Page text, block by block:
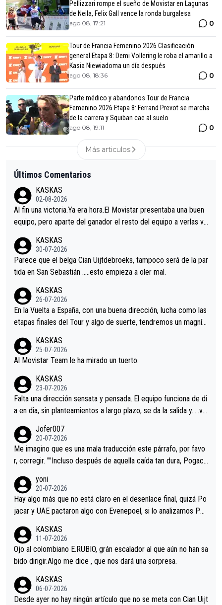
Pellizzari rompe el sueño de Movistar en Lagunas
de Neila, Felix Gall vence la ronda burgalesa
ago 08, 17:21 0
Tour de Francia Femenino 2026 Clasificación
general Etapa 8: Demi Vollering le roba el amarillo a
Kasia Niewiadoma un día después
ago 08, 18:36 0
Parte médico y abandonos Tour de Francia
Femenino 2026 Etapa 8: Ferrand Prevot se marcha
de la carrera y Squiban cae al suelo
ago 08, 19:11 0
Más articulos
Últimos Comentarios
KASKAS
02-08-2026
Al fin una victoria.Ya era hora.El Movistar presentaba una buen
equipo, pero aparte del ganador el resto del equipo a verlas ve
s.La única buena noticia es la mejoría de Enric Más en San Seb
astian.Si en la Vuelta a Burgos sigue la mejoría, podríamos ten
er alguna sorpresa en la Vuelta.Ojalá.
KASKAS
30-07-2026
Parece que el belga Cian Uijtdebroeks, tampoco será de la par
tida en San Sebastián …..esto empieza a oler mal.
KASKAS
26-07-2026
En la Vuelta a España, con una buena dirección, lucha como las
etapas finales del Tour y algo de suerte, tendremos un magnífi
KASKAS
25-07-2026
Al Movistar Team le ha mirado un tuerto.
KASKAS
23-07-2026
Falta una dirección sensata y pensada..El equipo funciona de di
a en dia, sin planteamientos a largo plazo, se da la salida y…..ve
Minguez, Velez etc etc.Me da pena vivir estos momentos tan
tristes sin victorias.
Jofer007
20-07-2026
Me imagino que es una mala traducción este párrafo, por favo
r, corregir. ""Incluso después de aquella caída tan dura, Pogaca
permaneció pegado a su rueda. Parecía increíble la forma en l
a que era capaz de controlar el miedo", recordó."
yoni
20-07-2026
Hay algo más que no está claro en el desenlace final, quizá Po
jacar y UAE pactaron algo con Evenepoel, si lo analizamos Poj
i sin pedalear, luego está el saludo con Evenepoel dándose la
mano de una manera muy fraternal, más allá de los típicos toqu
es en el hombro con que saludaba a Vingegard. Ahí hubo una in
eta, a ver si por querer poner a Del Toro con calzador en posi
ción de podio UAE y Pojacar se van complicar el tour.
KASKAS
11-07-2026
Ojo al colombiano E.RUBIO, grán escalador al que aún no han sa
bido dirigir.Algo me dice , que nos dará una sorpresa.
KASKAS
06-07-2026
Desde ayer no hay ningún artículo que no se meta con Cian Uijt